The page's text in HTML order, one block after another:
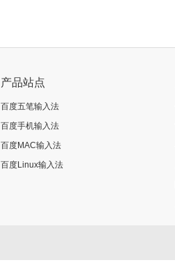
产品站点
百度五笔输入法
百度手机输入法
百度MAC输入法
百度Linux输入法